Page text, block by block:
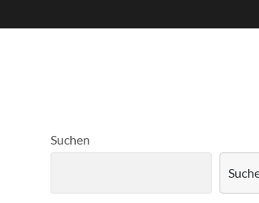
Suchen